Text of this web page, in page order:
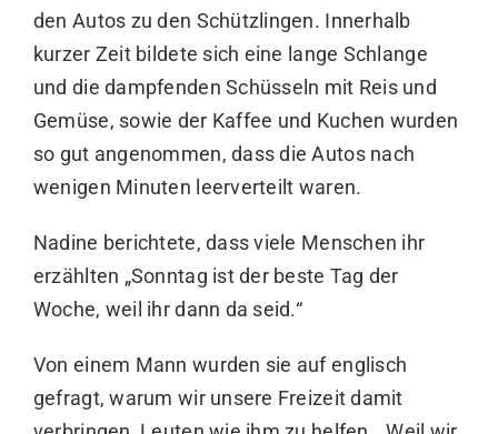
den Autos zu den Schützlingen. Innerhalb
kurzer Zeit bildete sich eine lange Schlange
und die dampfenden Schüsseln mit Reis und
Gemüse, sowie der Kaffee und Kuchen wurden
so gut angenommen, dass die Autos nach
wenigen Minuten leerverteilt waren.
Nadine berichtete, dass viele Menschen ihr
erzählten „Sonntag ist der beste Tag der
Woche, weil ihr dann da seid.“
Von einem Mann wurden sie auf englisch
gefragt, warum wir unsere Freizeit damit